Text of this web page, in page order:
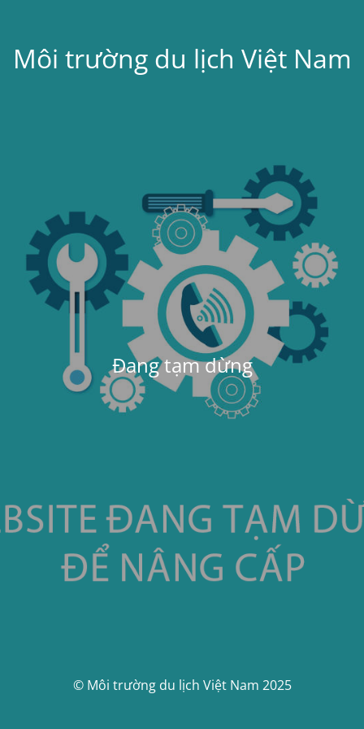
Môi trường du lịch Việt Nam
Đang tạm dừng
© Môi trường du lịch Việt Nam 2025